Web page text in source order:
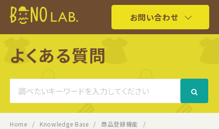
お問い合わせ
よくある質問
For
Home Knowledge Base
商品登録機能